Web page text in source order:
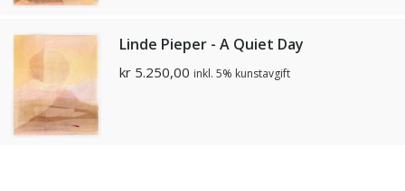
Linde Pieper - A Quiet Day
kr 5.250,00 inkl. 5% kunstavgift